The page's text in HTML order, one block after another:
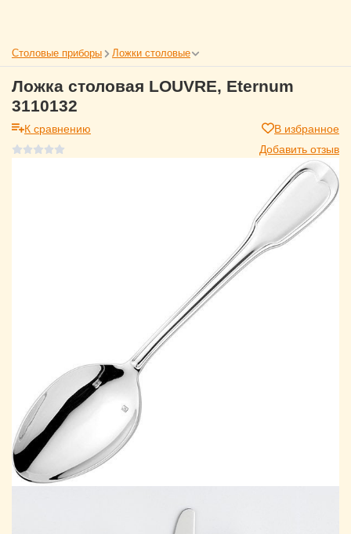
Столовые приборы Ложки столовые
Ложка столовая LOUVRE, Eternum
3110132
К сравнению
В избранное
Добавить отзыв